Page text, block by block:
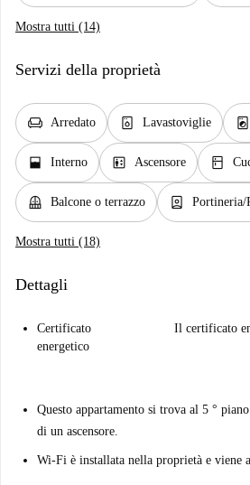
Mostra tutti (14)
Servizi della proprietà
chair Arredato dishwasher_gen Lavastoviglie local_laundry_service
window_open Interno elevator Ascensore kitchen
balcony Balcone o terrazzo person_book Portineria/
Mostra tutti (18)
Dettagli
Certificato
energetico
Il certificato
Questo appartamento si trova al 5 °
di un ascensore.
Wi-Fi è installata nella proprietà e viene